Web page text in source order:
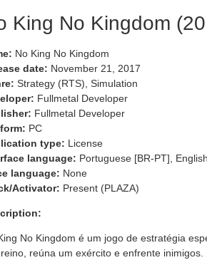
King No Kingdom
No King No Kingdom
date: November 21, 2017
Strategy (RTS), Simulation
Fullmetal Developer
Fullmetal Developer
PC
type: License
language: Portuguese [BR-PT],
language: None
Activator: Present (PLAZA)
No Kingdom é um jogo de estratégia
reúna um exército e enfrente